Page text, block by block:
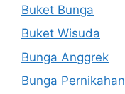
Buket Bunga
Buket Wisuda
Bunga Anggrek
Bunga Pernikahan